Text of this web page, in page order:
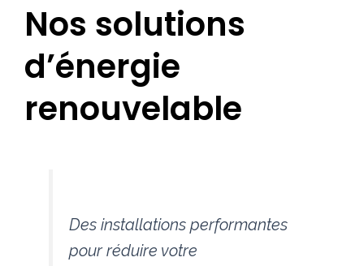
Nos solutions
d’énergie
renouvelable
Des installations performantes
pour réduire votre